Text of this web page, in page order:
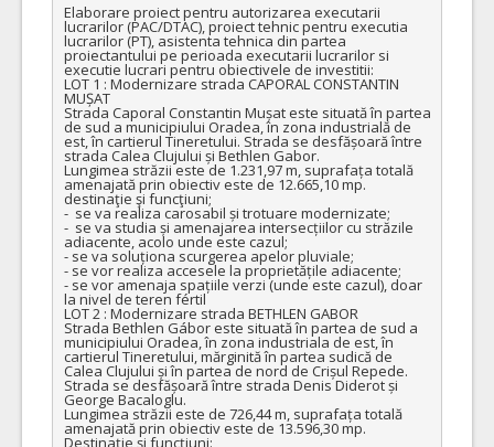
Elaborare proiect pentru autorizarea executarii
lucrarilor (PAC/DTAC), proiect tehnic pentru executia
lucrarilor (PT), asistenta tehnica din partea
proiectantului pe perioada executarii lucrarilor si
executie lucrari pentru obiectivele de investitii:
LOT 1 : Modernizare strada CAPORAL CONSTANTIN
MUȘAT
Strada Caporal Constantin Mușat este situată în partea
de sud a municipiului Oradea, în zona industrială de
est, în cartierul Tineretului. Strada se desfășoară între
strada Calea Clujului și Bethlen Gabor.
Lungimea străzii este de 1.231,97 m, suprafața totală
amenajată prin obiectiv este de 12.665,10 mp.
destinaţie şi funcţiuni;
-  se va realiza carosabil și trotuare modernizate;
-  se va studia și amenajarea intersecțiilor cu străzile
adiacente, acolo unde este cazul;
- se va soluționa scurgerea apelor pluviale;
- se vor realiza accesele la proprietățile adiacente;
- se vor amenaja spațiile verzi (unde este cazul), doar
la nivel de teren fértil
LOT 2 : Modernizare strada BETHLEN GABOR
Strada Bethlen Gábor este situată în partea de sud a
municipiului Oradea, în zona industriala de est, în
cartierul Tineretului, mărginită în partea sudică de
Calea Clujului și în partea de nord de Crișul Repede.
Strada se desfășoară între strada Denis Diderot și
George Bacaloglu.
Lungimea străzii este de 726,44 m, suprafața totală
amenajată prin obiectiv este de 13.596,30 mp.
Destinaţie şi funcţiuni: